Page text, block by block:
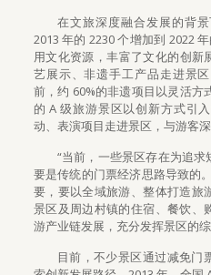
在文旅深度融合发展的背
2013 年的 2230 个增加到 2022
用文化资源，丰富了文化的创
艺展示、非遗手工产品走进景
前，约 60%的非遗项目以灵活方
的 A 级旅游景区以创新方式引
动、表演项目走进景区，与游客
“当前，一些景区存在为追
要是传统的门票经济思路导致的
要，要以全域旅游、整体打造旅
景区及周边村镇的住宿、餐饮、
游产业链发展，充分发挥景区的综
目前，不少景区通过减免门